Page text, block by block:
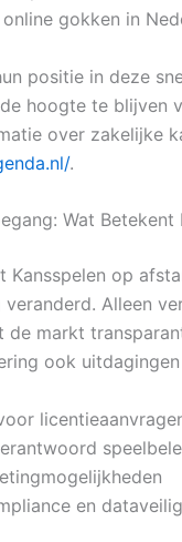
gokken in
positie in deze
hoogte te blijven
over zakelijke
.
Wat
Kansspelen op
Alleen
de markt
ook
en